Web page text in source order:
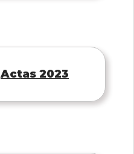
Actas 2023